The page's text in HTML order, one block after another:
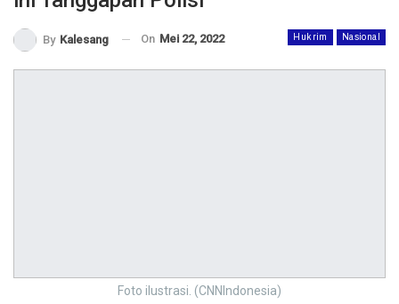
Hukrim Nasional
By Kalesang On Mei 22, 2022
Foto ilustrasi. (CNNIndonesia)